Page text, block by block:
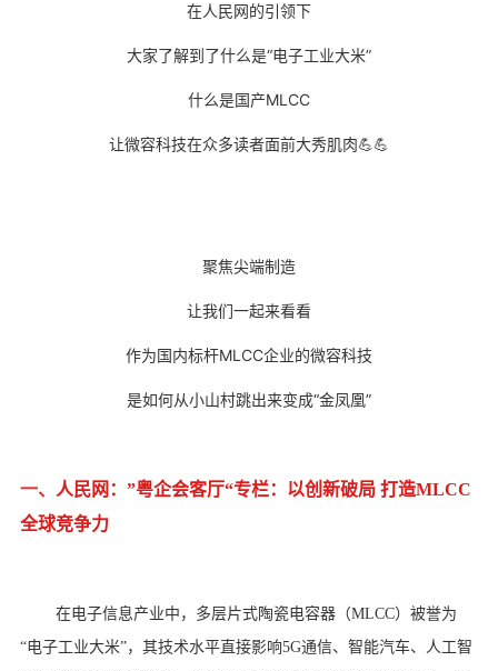
在人民网的引领下
大家了解到了什么是“电子工业大米”
什么是国产MLCC
让微容科技在众多读者面前大秀肌肉💪💪
聚焦尖端制造
让我们一起来看看
作为国内标杆MLCC企业的微容科技
是如何从小山村跳出来变成“金凤凰”
一、 人民网：”粤企会客厅“专栏： 以创新破局 打造MLCC
全球竞争力
在电子信息产业中，多层片式陶瓷电容器（MLCC）被誉为
“电子工业大米”，其技术水平直接影响5G通信、智能汽车、人工智